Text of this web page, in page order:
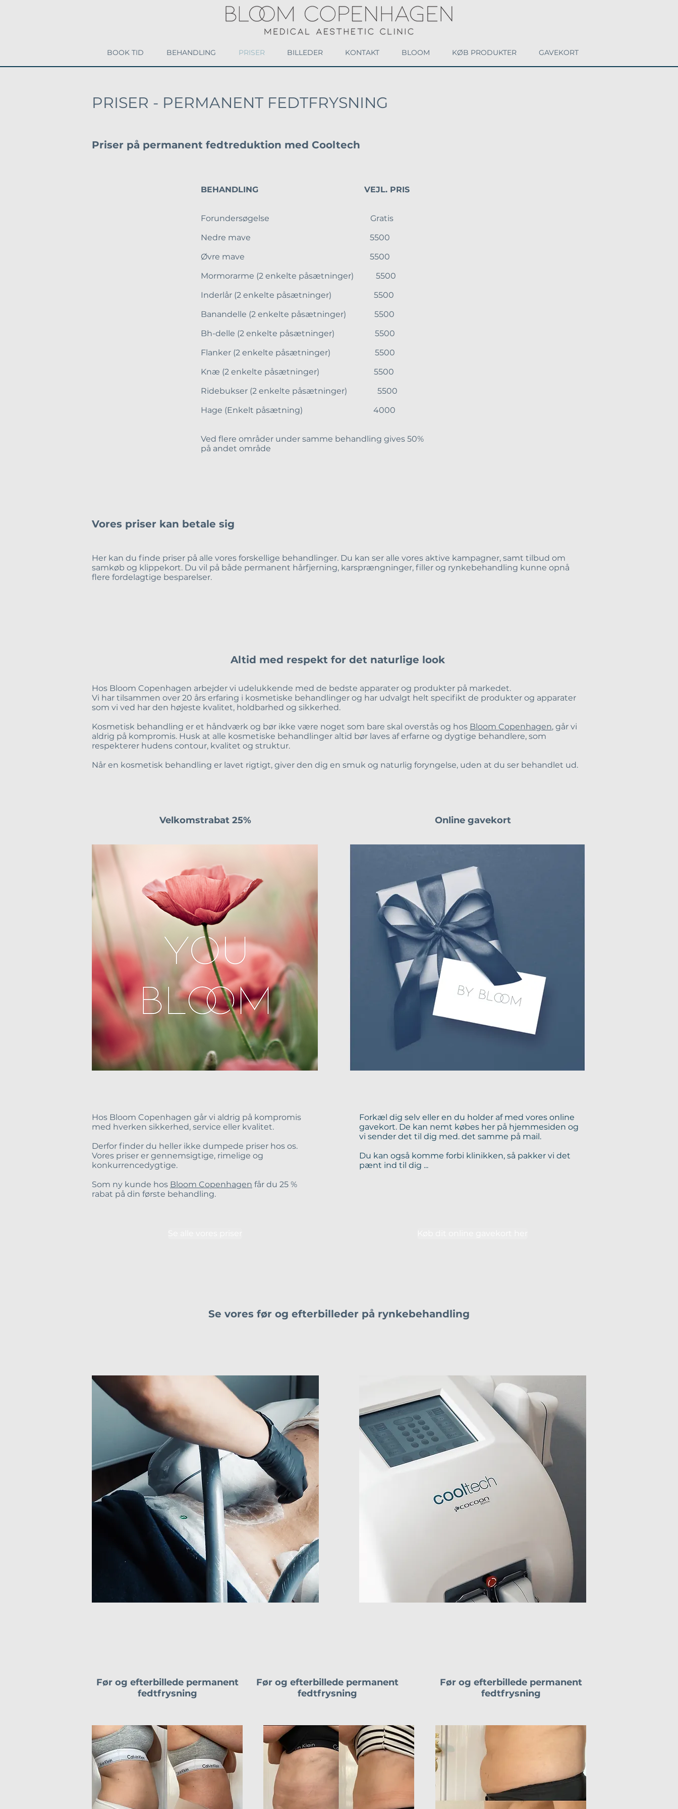
BOOK TID BEHANDLING PRISER BILLEDER KONTAKT BLOOM KØB PRODUKTER GAVEKORT
PRISER - PERMANENT FEDTFRYSNING
Priser på permanent fedtreduktion med Cooltech
BEHANDLING VEJL. PRIS
Forundersøgelse Gratis
Nedre mave 5500
Øvre mave 5500
Mormorarme (2 enkelte påsætninger) 5500
Inderlår (2 enkelte påsætninger) 5500
Banandelle (2 enkelte påsætninger) 5500
Bh-delle (2 enkelte påsætninger) 5500
Flanker (2 enkelte påsætninger) 5500
Knæ (2 enkelte påsætninger) 5500
Ridebukser (2 enkelte påsætninger) 5500
Hage (Enkelt påsætning) 4000
Ved flere områder under samme behandling gives 50%
på andet område
Vores priser kan betale sig
Her kan du finde priser på alle vores forskellige behandlinger. Du kan ser alle vores aktive kampagner, samt tilbud om
samkøb og klippekort. Du vil på både permanent hårfjerning, karsprængninger, filler og rynkebehandling kunne opnå
flere fordelagtige besparelser.
Altid med respekt for det naturlige look
Hos Bloom Copenhagen arbejder vi udelukkende med de bedste apparater og produkter på markedet.
Vi har tilsammen over 20 års erfaring i kosmetiske behandlinger og har udvalgt helt specifikt de produkter og apparater
som vi ved har den højeste kvalitet, holdbarhed og sikkerhed.
Kosmetisk behandling er et håndværk og bør ikke være noget som bare skal overstås og hos Bloom Copenhagen, går vi
aldrig på kompromis. Husk at alle kosmetiske behandlinger altid bør laves af erfarne og dygtige behandlere, som
respekterer hudens contour, kvalitet og struktur.
Når en kosmetisk behandling er lavet rigtigt, giver den dig en smuk og naturlig foryngelse, uden at du ser behandlet ud.
Velkomstrabat 25% Online gavekort
Hos Bloom Copenhagen går vi aldrig på kompromis
med hverken sikkerhed, service eller kvalitet.
Derfor finder du heller ikke dumpede priser hos os.
Vores priser er gennemsigtige, rimelige og
konkurrencedygtige.
Som ny kunde hos Bloom Copenhagen får du 25 %
rabat på din første behandling.
Forkæl dig selv eller en du holder af med vores online
gavekort. De kan nemt købes her på hjemmesiden og
vi sender det til dig med. det samme på mail.
Du kan også komme forbi klinikken, så pakker vi det
pænt ind til dig ...
Se vores før og efterbilleder på rynkebehandling
Før og efterbillede permanent
fedtfrysning
Før og efterbillede permanent
fedtfrysning
Før og efterbillede permanent
fedtfrysning